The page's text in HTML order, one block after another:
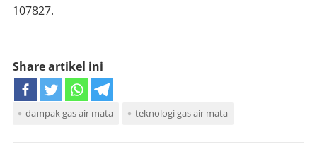
107827.
Share artikel ini
dampak gas air mata teknologi gas air mata